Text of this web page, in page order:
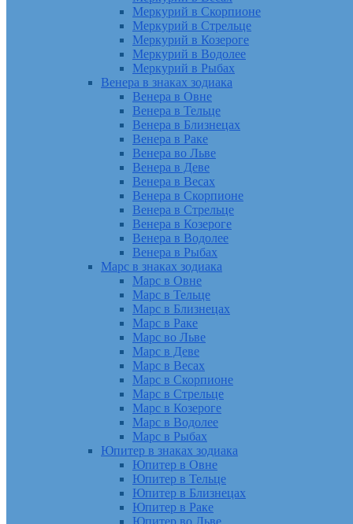
Меркурий в Скорпионе
Меркурий в Стрельце
Меркурий в Козероге
Меркурий в Водолее
Меркурий в Рыбах
Венера в знаках зодиака
Венера в Овне
Венера в Тельце
Венера в Близнецах
Венера в Раке
Венера во Льве
Венера в Деве
Венера в Весах
Венера в Скорпионе
Венера в Стрельце
Венера в Козероге
Венера в Водолее
Венера в Рыбах
Марс в знаках зодиака
Марс в Овне
Марс в Тельце
Марс в Близнецах
Марс в Раке
Марс во Льве
Марс в Деве
Марс в Весах
Марс в Скорпионе
Марс в Стрельце
Марс в Козероге
Марс в Водолее
Марс в Рыбах
Юпитер в знаках зодиака
Юпитер в Овне
Юпитер в Тельце
Юпитер в Близнецах
Юпитер в Раке
Юпитер во Льве